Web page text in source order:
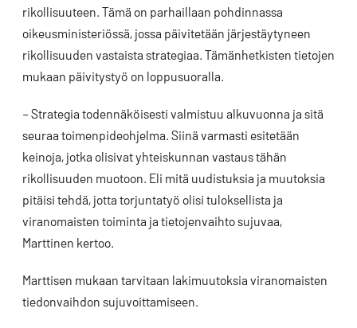
rikollisuuteen. Tämä on parhaillaan pohdinnassa
oikeusministeriössä, jossa päivitetään järjestäytyneen
rikollisuuden vastaista strategiaa. Tämänhetkisten tietojen
mukaan päivitystyö on loppusuoralla.
– Strategia todennäköisesti valmistuu alkuvuonna ja sitä
seuraa toimenpideohjelma. Siinä varmasti esitetään
keinoja, jotka olisivat yhteiskunnan vastaus tähän
rikollisuuden muotoon. Eli mitä uudistuksia ja muutoksia
pitäisi tehdä, jotta torjuntatyö olisi tuloksellista ja
viranomaisten toiminta ja tietojenvaihto sujuvaa,
Marttinen kertoo.
Marttisen mukaan tarvitaan lakimuutoksia viranomaisten
tiedonvaihdon sujuvoittamiseen.